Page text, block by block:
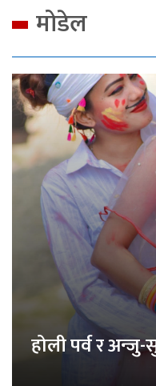
मोडेल
होली पर्व र अन्जु-